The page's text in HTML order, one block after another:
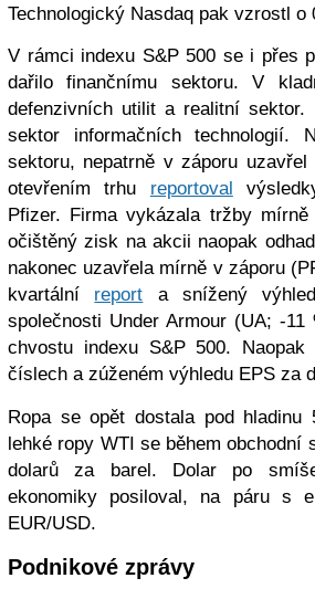
Technologický Nasdaq pak vzrostl o
V rámci indexu S&P 500 se i přes
dařilo finančnímu sektoru. V
defenzivních utilit a realitní
sektor informačních technologií.
sektoru, nepatrně v záporu
otevřením trhu reportoval
Pfizer. Firma vykázala tržby
očištěný zisk na akcii naopak
nakonec uzavřela mírně v záporu
kvartální report a snížený
společnosti Under Armour (UA; -
chvostu indexu S&P 500.
číslech a zúženém výhledu EPS za
Ropa se opět dostala pod
lehké ropy WTI se během obchodní
dolarů za barel. Dolar po
ekonomiky posiloval, na páru s
EUR/USD.
Podnikové zprávy